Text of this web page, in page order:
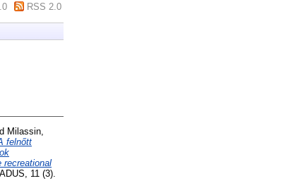
RSS 2.0
Milassin,
felnőtt
recreational
11 (3).